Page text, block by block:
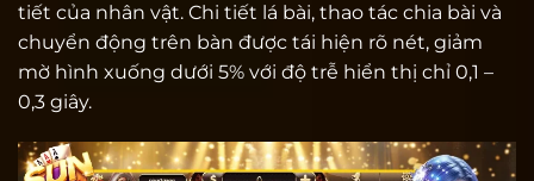
tiết của nhân vật. Chi tiết lá bài, thao tác chia bài và
chuyển động trên bàn được tái hiện rõ nét, giảm
mờ hình xuống dưới 5% với độ trễ hiển thị chỉ 0,1 –
0,3 giây.